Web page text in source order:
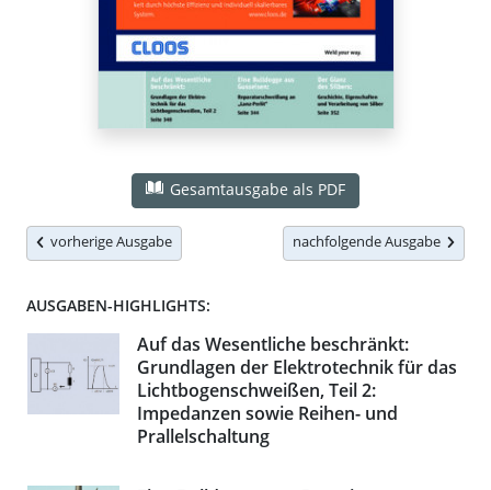
Gesamtausgabe als PDF
vorherige Ausgabe nachfolgende Ausgabe
AUSGABEN-HIGHLIGHTS:
Auf das Wesentliche beschränkt:
Grundlagen der Elektrotechnik für das
Lichtbogenschweißen, Teil 2:
Impedanzen sowie Reihen- und
Prallelschaltung